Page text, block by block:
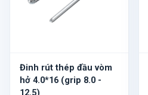
Đinh rút thép đầu vòm
hở 4.0*16 (grip 8.0 -
12.5)